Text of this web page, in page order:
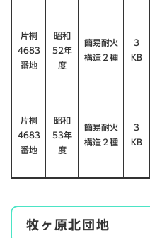
片桐
4683
番地
昭和
52年
度
簡易耐火
構造２種
３
KB
片桐
4683
番地
昭和
53年
度
簡易耐火
構造２種
３
KB
牧ヶ原北団地